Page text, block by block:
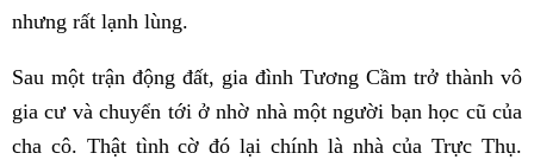
nhưng rất lạnh lùng.
Sau một trận động đất, gia đình Tương Cầm trở thành vô
gia cư và chuyển tới ở nhờ nhà một người bạn học cũ của
cha cô. Thật tình cờ đó lại chính là nhà của Trực Thụ.